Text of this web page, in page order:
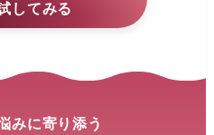
してみる
みに寄り添う